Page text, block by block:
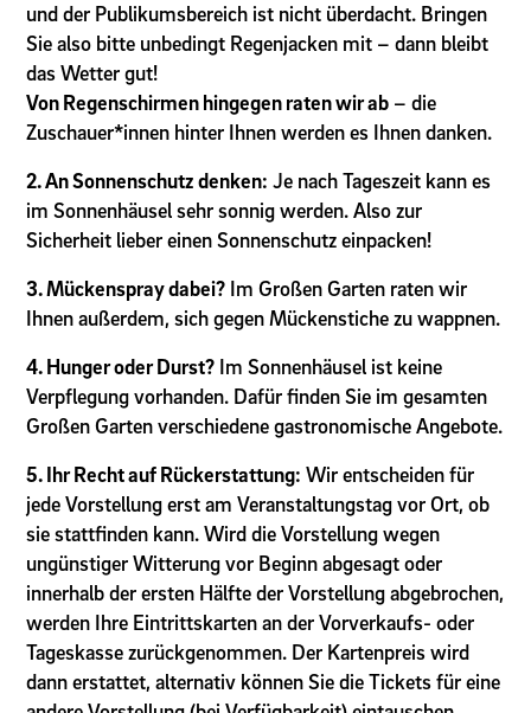
und der Publikumsbereich ist nicht überdacht. Bringen
Sie also bitte unbedingt Regenjacken mit – dann bleibt
das Wetter gut!
Von Regenschirmen hingegen raten wir ab – die
Zuschauer*innen hinter Ihnen werden es Ihnen danken.
2. An Sonnenschutz denken: Je nach Tageszeit kann es
im Sonnenhäusel sehr sonnig werden. Also zur
Sicherheit lieber einen Sonnenschutz einpacken!
3. Mückenspray dabei? Im Großen Garten raten wir
Ihnen außerdem, sich gegen Mückenstiche zu wappnen.
4. Hunger oder Durst? Im Sonnenhäusel ist keine
Verpflegung vorhanden. Dafür finden Sie im gesamten
Großen Garten verschiedene gastronomische Angebote.
5. Ihr Recht auf Rückerstattung: Wir entscheiden für
jede Vorstellung erst am Veranstaltungstag vor Ort, ob
sie stattfinden kann. Wird die Vorstellung wegen
ungünstiger Witterung vor Beginn abgesagt oder
innerhalb der ersten Hälfte der Vorstellung abgebrochen,
werden Ihre Eintrittskarten an der Vorverkaufs- oder
Tageskasse zurückgenommen. Der Kartenpreis wird
dann erstattet, alternativ können Sie die Tickets für eine